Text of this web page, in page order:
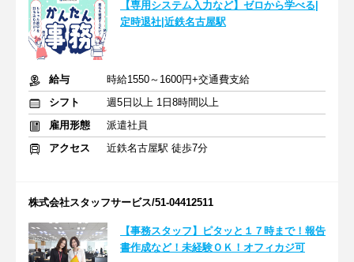
【専用システム入力など】ゼロから学べる|
定時退社|近鉄名古屋駅
給与
時給1550～1600円+交通費支給
シフト
週5日以上 1日8時間以上
雇用形態
派遣社員
アクセス
近鉄名古屋駅 徒歩7分
株式会社スタッフサービス/51-04412511
【事務スタッフ】ピタッと１７時まで！報告
書作成など！未経験ＯＫ！オフィカジ可